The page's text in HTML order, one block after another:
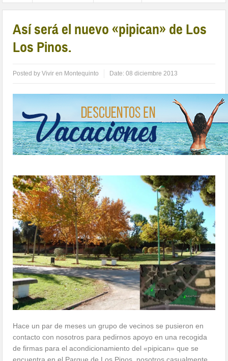
Así será el nuevo «pipican» de Los
Los Pinos.
Posted byVivir en Montequinto Date:08 diciembre 2013
Hace un par de meses un grupo de vecinos se pusieron en
contacto con nosotros para pedirnos apoyo en una recogida
de firmas para el acondicionamiento del «pipican» que se